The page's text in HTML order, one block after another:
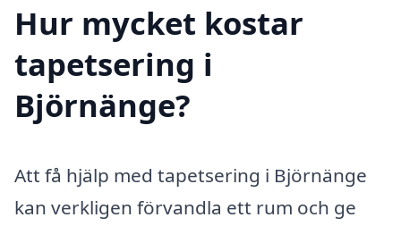
Hur mycket kostar
tapetsering i
Björnänge?
Att få hjälp med tapetsering i Björnänge
kan verkligen förvandla ett rum och ge